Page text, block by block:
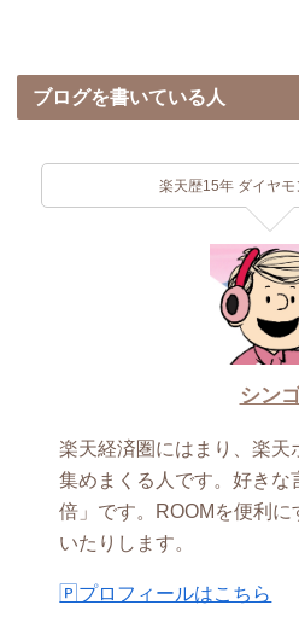
ブログを書いている人
楽天歴15年 ダイヤモ
シン
楽天経済圏にはまり、楽天
集めまくる人です。好きな
倍」です。ROOMを便利に
いたりします。
🄿プロフィールはこちら